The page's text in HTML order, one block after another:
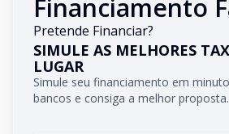
Financiamento
Pretende Financiar?
SIMULE AS MELHORES
LUGAR
Simule seu financiamento em
bancos e consiga a melhor proposta.